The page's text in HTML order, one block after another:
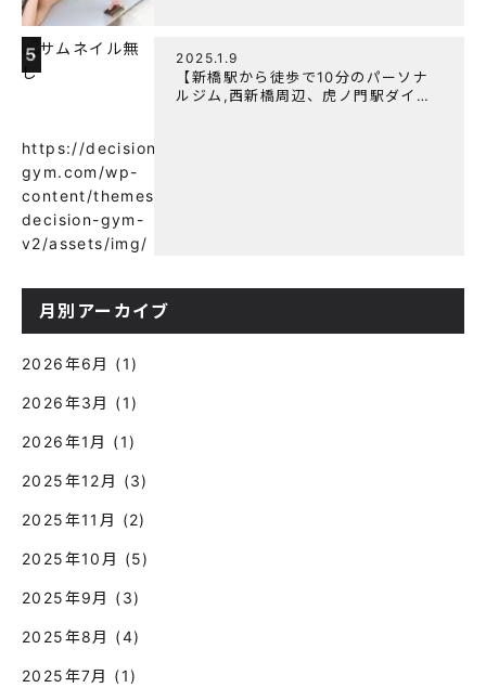
5
https://decision-
gym.com/wp-
content/themes/wp-
decision-gym-
v2/assets/img/
2025.1.9
【新橋駅から徒歩で10分のパーソナ
ルジム,西新橋周辺、虎ノ門駅ダイエ
月別アーカイブ
2026年6月 (1)
2026年3月 (1)
2026年1月 (1)
2025年12月 (3)
2025年11月 (2)
2025年10月 (5)
2025年9月 (3)
2025年8月 (4)
2025年7月 (1)